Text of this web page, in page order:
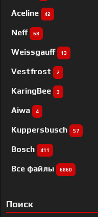
Aceline 42
Neff 68
Weissgauff 13
Vestfrost 2
KaringBee 3
Aiwa 4
Kuppersbusch 57
Bosch 411
Все файлы 6860
Поиск